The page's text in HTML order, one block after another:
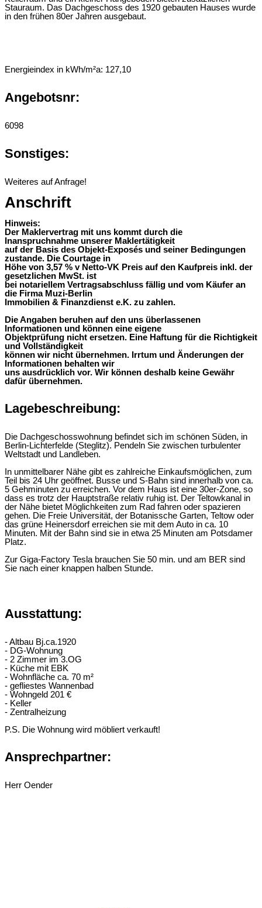
Stauraum. Das Dachgeschoss des 1920 gebauten Hauses wurde
in den frühen 80er Jahren ausgebaut.
Energieindex in kWh/m²a: 127,10
Angebotsnr:
6098
Sonstiges:
Weiteres auf Anfrage!
Anschrift
Hinweis:
Der Maklervertrag mit uns kommt durch die
Inanspruchnahme unserer Maklertätigkeit
auf der Basis des Objekt-Exposés und seiner Bedingungen
zustande. Die Courtage in
Höhe von 3,57 % v Netto-VK Preis auf den Kaufpreis inkl. der
gesetzlichen MwSt. ist
bei notariellem Vertragsabschluss fällig und vom Käufer an
die Firma Muzi-Berlin
Immobilien & Finanzdienst e.K. zu zahlen.
Die Angaben beruhen auf den uns überlassenen
Informationen und können eine eigene
Objektprüfung nicht ersetzen. Eine Haftung für die Richtigkeit
und Vollständigkeit
können wir nicht übernehmen. Irrtum und Änderungen der
Informationen behalten wir
uns ausdrücklich vor. Wir können deshalb keine Gewähr
dafür übernehmen.
Lagebeschreibung:
Die Dachgeschosswohnung befindet sich im schönen Süden, in
Berlin-Lichterfelde (Steglitz). Pendeln Sie zwischen turbulenter
Weltstadt und Landleben.
In unmittelbarer Nähe gibt es zahlreiche Einkaufsmöglichen, zum
Teil bis 24 Uhr geöffnet. Busse und S-Bahn sind innerhalb von ca.
5 Gehminuten zu erreichen. Vor dem Haus ist eine 30er-Zone, so
dass es trotz der Hauptstraße relativ ruhig ist. Der Teltowkanal in
der Nähe bietet Möglichkeiten zum Rad fahren oder spazieren
gehen. Die Freie Universität, der Botanissche Garten, Teltow oder
das grüne Heinersdorf erreichen sie mit dem Auto in ca. 10
Minuten. Mit der Bahn sind sie in etwa 25 Minuten am Potsdamer
Platz.
Zur Giga-Factory Tesla brauchen Sie 50 min. und am BER sind
Sie nach einer knappen halben Stunde.
Ausstattung:
- Altbau Bj.ca.1920
- DG-Wohnung
- 2 Zimmer im 3.OG
- Küche mit EBK
- Wohnfläche ca. 70 m²
- gefliestes Wannenbad
- Wohngeld 201 €
- Keller
- Zentralheizung
P.S. Die Wohnung wird möbliert verkauft!
Ansprechpartner:
Herr Oender